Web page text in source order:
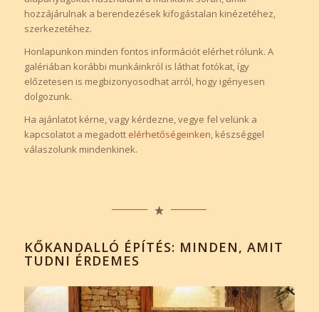
hozzájárulnak a berendezések kifogástalan kinézetéhez,
szerkezetéhez.
Honlapunkon minden fontos információt elérhet rólunk. A
galériában korábbi munkáinkról is láthat fotókat, így
előzetesen is megbizonyosodhat arról, hogy igényesen
dolgozunk.
Ha ajánlatot kérne, vagy kérdezne, vegye fel velünk a
kapcsolatot a megadott elérhetőségeinken, készséggel
válaszolunk mindenkinek.
KŐKANDALLÓ ÉPÍTÉS: MINDEN, AMIT
TUDNI ÉRDEMES